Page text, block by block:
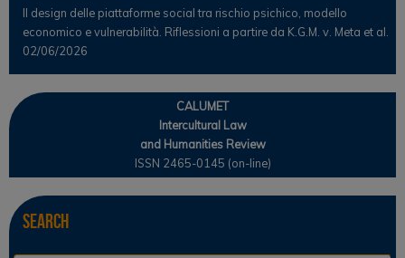
Il design delle piattaforme social tra rischio psichico, modello
economico e vulnerabilità. Riflessioni a partire da K.G.M. v. Meta et al.
02/06/2026
CALUMET
Intercultural Law
and Humanities Review
ISSN 2465-0145 (on-line)
Search